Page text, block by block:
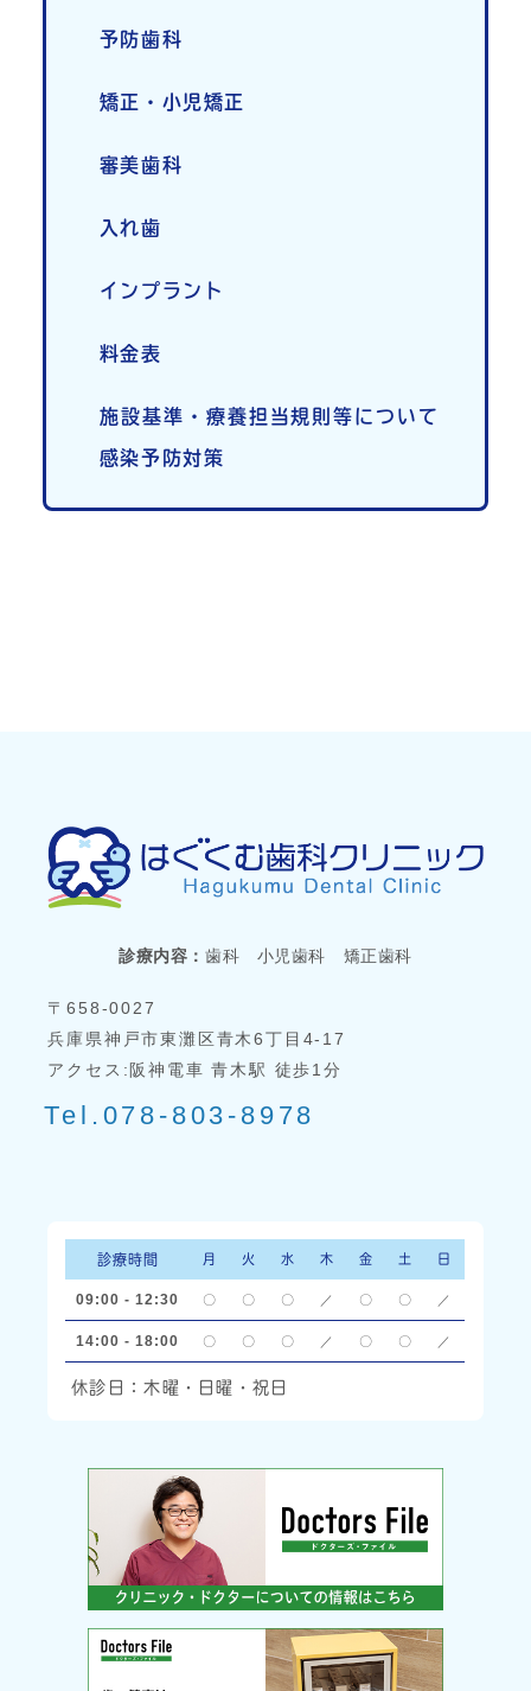
予防歯科
矯正・小児矯正
審美歯科
入れ歯
インプラント
料金表
施設基準・療養担当規則等について
感染予防対策
診療内容：歯科 小児歯科 矯正歯科
〒658-0027
兵庫県神戸市東灘区青木6丁目4-17
アクセス:阪神電車 青木駅 徒歩1分
Tel.078-803-8978
診療時間 月 火 水 木 金 土 日
09:00 - 12:30 〇 〇 〇 ／ 〇 〇 ／
14:00 - 18:00 〇 〇 〇 ／ 〇 〇 ／
休診日：木曜・日曜・祝日